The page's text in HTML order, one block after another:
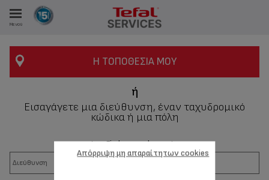
Μενού
Η ΤΟΠΟΘΕΣΊΑ ΜΟΥ
ή
Εισαγάγετε μια διεύθυνση, έναν ταχυδρομικό
κώδικα ή μια πόλη
storeFinder.search.country
Απόρριψη μη απαραίτητων cookies